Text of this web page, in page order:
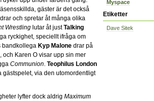
Myspace
Etiketter
Dave Sitek
gäster är det också
och spretar åt många olika
Wrestling lutar åt justTalking
ryckighet, speciellt ifråga om
bandkollega Kyp Malone drar på
och Karen O visar upp sin mer
Communion. Teophilus London
gästspelet, via den utomordentligt
lyfter dock aldrig Maximum